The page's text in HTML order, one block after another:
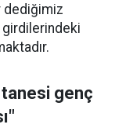
dediğimiz
girdilerindeki
tanesi genç